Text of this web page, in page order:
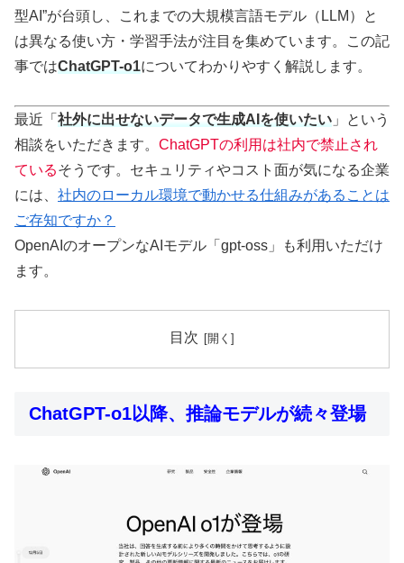
型AI”が台頭し、これまでの大規模言語モデル（LLM）と
は異なる使い方・学習手法が注目を集めています。この記
事ではChatGPT-o1についてわかりやすく解説します。
最近「 社外に出せないデータで生成AIを使いたい 」という
相談をいただきます。 ChatGPTの利用は社内で禁止され
ているそうです。セキュリティやコスト面が気になる企業
には、 社内のローカル環境で動かせる仕組みがあることは
ご存知ですか？
OpenAIのオープンなAIモデル「gpt-oss」も利用いただけ
ます。
目次
ChatGPT-o1以降、推論モデルが続々登場